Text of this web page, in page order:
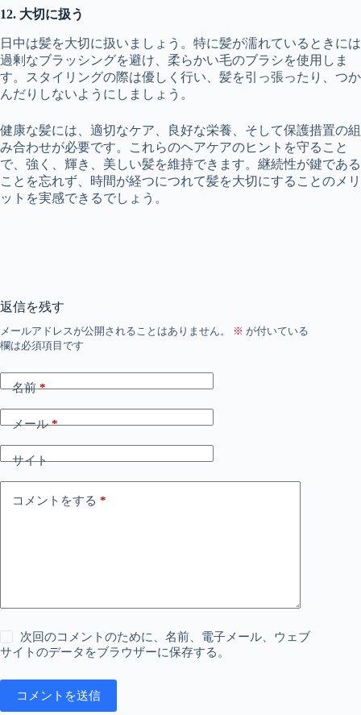
12. 大切に扱う
日中は髪を大切に扱いましょう。特に髪が濡れているときには
過剰なブラッシングを避け、柔らかい毛のブラシを使用しま
す。スタイリングの際は優しく行い、髪を引っ張ったり、つか
んだりしないようにしましょう。
健康な髪には、適切なケア、良好な栄養、そして保護措置の組
み合わせが必要です。これらのヘアケアのヒントを守ること
で、強く、輝き、美しい髪を維持できます。継続性が鍵である
ことを忘れず、時間が経つにつれて髪を大切にすることのメリ
ットを実感できるでしょう。
返信を残す
メールアドレスが公開されることはありません。 ※ が付いている
欄は必須項目です
名前*
メール*
サイト
コメントをする *
次回のコメントのために、名前、電子メール、ウェブ
サイトのデータをブラウザーに保存する。
コメントを送信